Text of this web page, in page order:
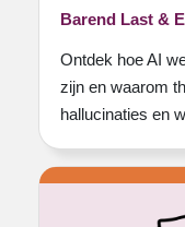
Barend Last &
Ontdek hoe AI
zijn en waarom
hallucinaties en